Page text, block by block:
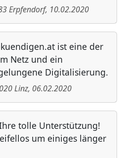
Erpfendorf, 10.02.2020
ist eine der
Netz und ein
Digitalisierung.
Linz, 06.02.2020
tolle Unterstützung!
um einiges länger